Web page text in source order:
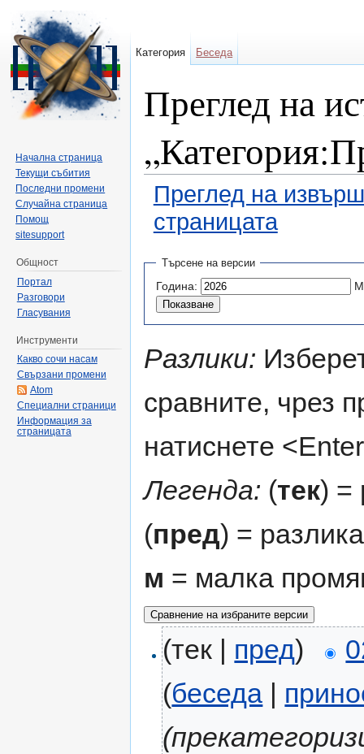
Преглед на
Преглед на
страницата
Търсене на версии
Година:
Разлики:
сравните, чрез
натиснете
Легенда: (тек) =
(пред) =
м = малка
(тек | пред)
(беседа |
Категория Беседа
Начална страница
Текущи събития
Последни промени
Случайна страница
Помощ
sitesupport
Общност
Портал
Разговори
Гласувания
Инструменти
Какво сочи насам
Свързани промени
Atom
Специални страници
Информация за
страницата